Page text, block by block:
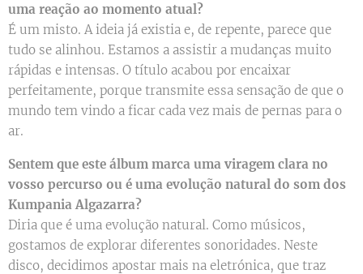
uma reação ao momento atual?
É um misto. A ideia já existia e, de repente, parece que
tudo se alinhou. Estamos a assistir a mudanças muito
rápidas e intensas. O título acabou por encaixar
perfeitamente, porque transmite essa sensação de que o
mundo tem vindo a ficar cada vez mais de pernas para o
ar.
Sentem que este álbum marca uma viragem clara no
vosso percurso ou é uma evolução natural do som dos
Kumpania Algazarra?
Diria que é uma evolução natural. Como músicos,
gostamos de explorar diferentes sonoridades. Neste
disco, decidimos apostar mais na eletrónica, que traz